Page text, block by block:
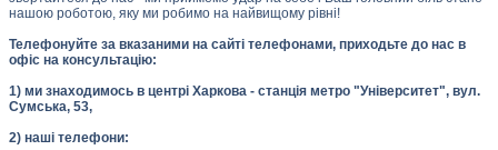
нашою роботою, яку ми робимо на найвищому рівні!
Телефонуйте за вказаними на сайті телефонами, приходьте до нас в
офіс на консультацію:
1) ми знаходимось в центрі Харкова - станція метро "Університет", вул.
Сумська, 53,
2) наші телефони: